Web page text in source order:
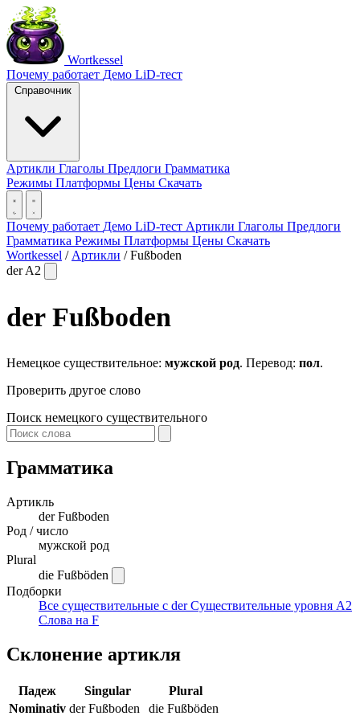
Wortkessel
Почему работает Демо LiD-тест
Справочник
Артикли Глаголы Предлоги Грамматика
Режимы Платформы Цены Скачать
Почему работает Демо LiD-тест Артикли Глаголы Предлоги
Грамматика Режимы Платформы Цены Скачать
Wortkessel / Артикли / Fußboden
derA2
derFußboden
Немецкое существительное: мужской род. Перевод: пол.
Проверить другое слово
Поиск немецкого существительного
Грамматика
Артикль
derFußboden
Род / число
мужской род
Plural
die Fußböden
Подборки
Все существительные с derСуществительные уровня A2
Слова на F
Склонение артикля
Падеж Singular
Plural
Nominativ der Fußboden
die Fußböden